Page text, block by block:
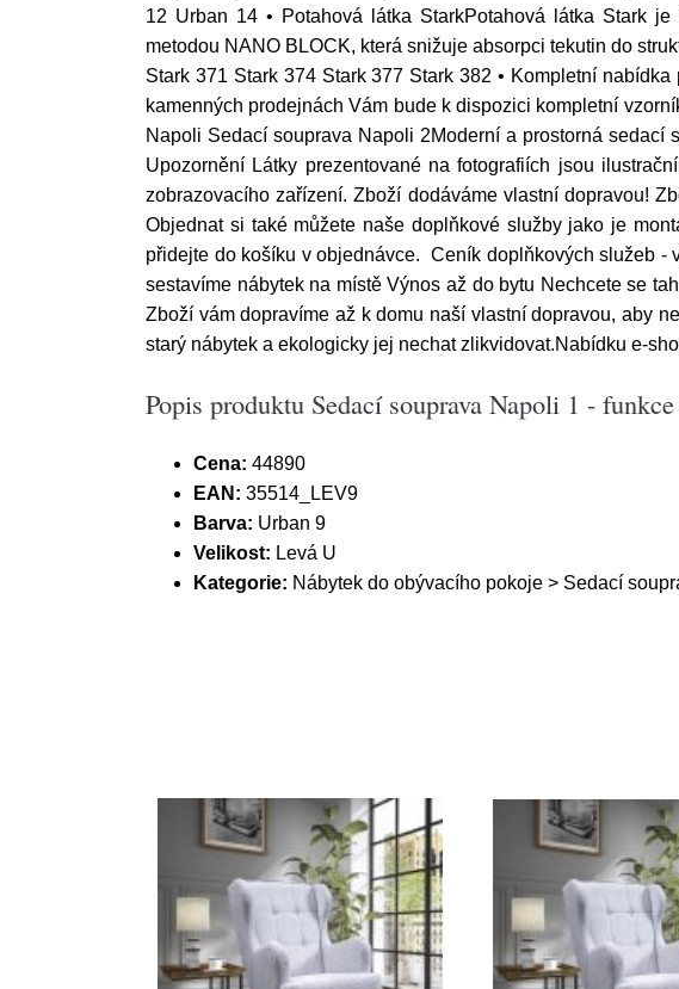
12 Urban 14 • Potahová látka StarkPotahová látka Stark
metodou NANO BLOCK, která snižuje absorpci tekutin do
Stark 371 Stark 374 Stark 377 Stark 382 • Kompletní
kamenných prodejnách Vám bude k dispozici kompletní
Napoli Sedací souprava Napoli 2Moderní a prostorná
Upozornění Látky prezentované na fotografiích jsou
zobrazovacího zařízení. Zboží dodáváme vlastní dopravou!
Objednat si také můžete naše doplňkové služby jako je
přidejte do košíku v objednávce. Ceník doplňkových služeb -
sestavíme nábytek na místě Výnos až do bytu Nechcete se
Zboží vám dopravíme až k domu naší vlastní dopravou, aby
starý nábytek a ekologicky jej nechat zlikvidovat.Nabídku e-
Popis produktu Sedací souprava Napoli 1 -
Cena: 44890
EAN: 35514_LEV9
Barva: Urban 9
Velikost: Levá U
Kategorie: Nábytek do obývacího pokoje > Sedací